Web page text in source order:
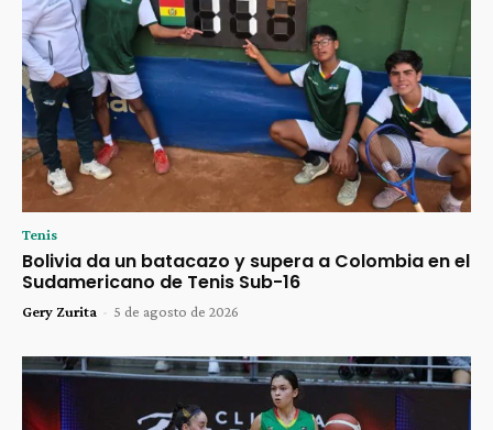
Tenis
Bolivia da un batacazo y supera a Colombia en el
Sudamericano de Tenis Sub-16
Gery Zurita - 5 de agosto de 2026